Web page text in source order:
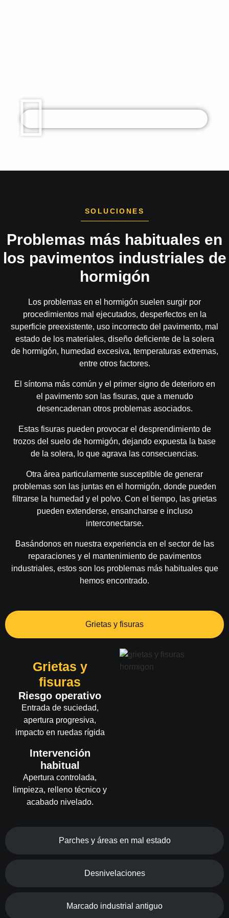
SOLUCIONES
Problemas más habituales en
los pavimentos industriales de
hormigón​
Los problemas en el hormigón suelen surgir por
procedimientos mal ejecutados, desperfectos en la
superficie preexistente, uso incorrecto del pavimento, mal
estado de los materiales, diseño deficiente de la solera
de hormigón, humedad excesiva, temperaturas extremas,
entre otros factores.
El síntoma más común y el primer signo de deterioro en
el pavimento son las fisuras, que a menudo
desencadenan otros problemas asociados.
Estas fisuras pueden provocar el desprendimiento de
trozos del suelo de hormigón, dejando expuesta la base
de la solera, lo que agrava las consecuencias.
Otra área particularmente susceptible de generar
problemas son las juntas en el hormigón, donde pueden
filtrarse la humedad y el polvo. Con el tiempo, las grietas
pueden extenderse, ensancharse e incluso
interconectarse.
Basándonos en nuestra experiencia en el sector de las
reparaciones y el mantenimiento de pavimentos
industriales, estos son los problemas más habituales que
hemos encontrado.
Grietas y fisuras
Parches y áreas en mal estado
Desnivelaciones
Marcado industrial antiguo
Grietas y
fisuras
Riesgo operativo
Entrada de suciedad,
apertura progresiva,
impacto en ruedas rígida
Intervención
habitual
Apertura controlada,
limpieza, relleno técnico y
acabado nivelado.